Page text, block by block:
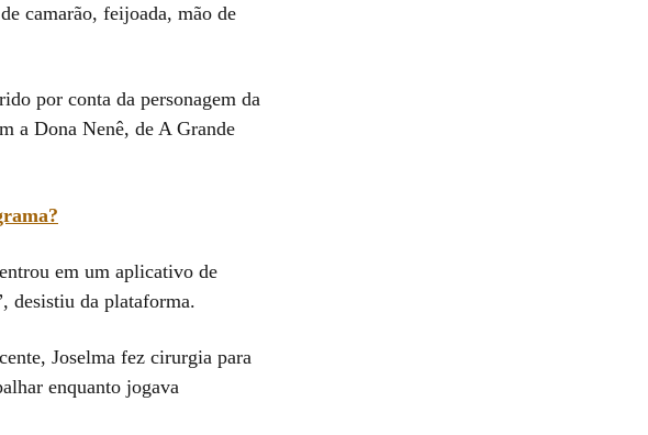
camarão, feijoada, mão de
por conta da personagem da
a Dona Nenê, de A Grande
em um aplicativo de
desistiu da plataforma.
Joselma fez cirurgia para
enquanto jogava